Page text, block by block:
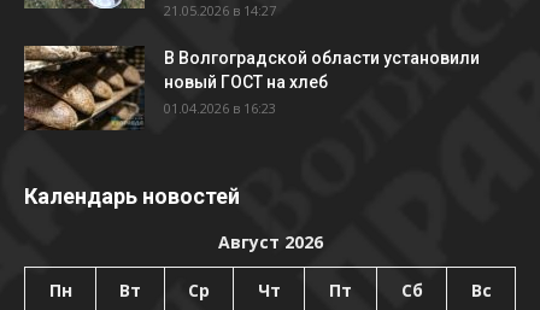
21.05.2026 в 14:27
В Волгоградской области установили
новый ГОСТ на хлеб
01.04.2026 в 16:23
Календарь новостей
Август 2026
Пн Вт Ср Чт Пт Сб Вс